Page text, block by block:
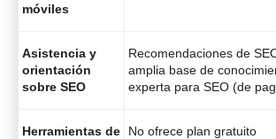
móviles
Asistencia y
orientación
sobre SEO
Recomendaciones de
amplia base de
experta para SEO (de
Herramientas de
No ofrece plan gratuito